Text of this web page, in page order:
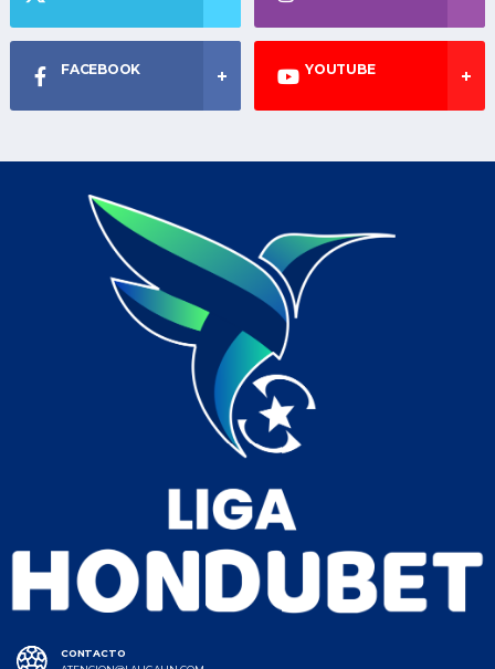
FACEBOOK YOUTUBE
CONTACTO